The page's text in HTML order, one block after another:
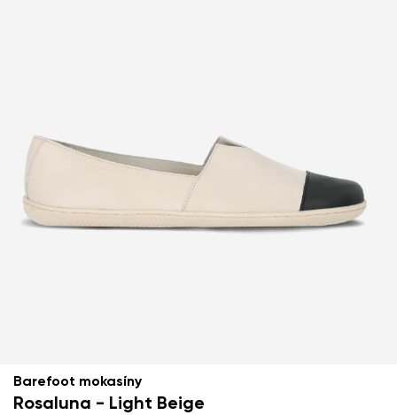
Barefoot mokasíny
Rosaluna - Light Beige